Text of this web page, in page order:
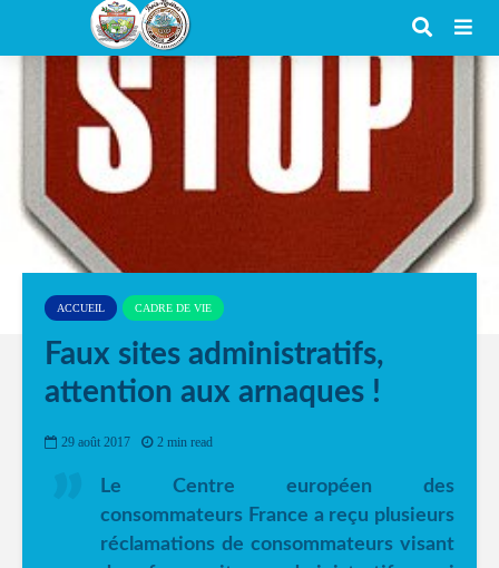
ACCUEIL CADRE DE VIE
Faux sites administratifs,
attention aux arnaques !
29 août 2017 2 min read
Le Centre européen des
consommateurs France a reçu plusieurs
réclamations de consommateurs visant